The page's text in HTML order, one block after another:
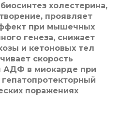
холестерина,
проявляет
при мышечных
генеза, снижает
и кетоновых тел
скорость
АДФ в миокарде при
поражениях